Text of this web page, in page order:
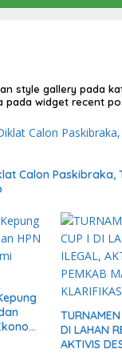
style gallery pada
pada widget recent
Calon Paskibraka,
DI LAHAN
AKTIVIS